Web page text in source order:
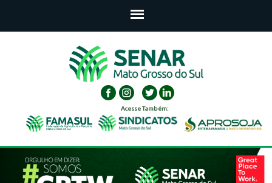
Acesse Também: